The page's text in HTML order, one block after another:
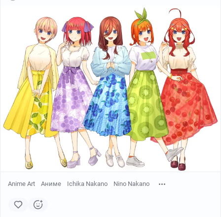
まちゃもち
Anime Art Аниме Ichika Nakano Nino Nakano